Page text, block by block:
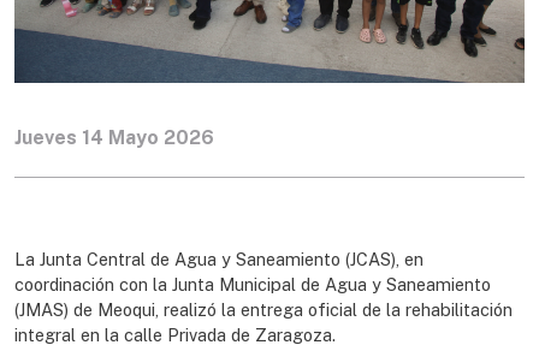
Jueves 14 Mayo 2026
La Junta Central de Agua y Saneamiento (JCAS), en
coordinación con la Junta Municipal de Agua y Saneamiento
(JMAS) de Meoqui, realizó la entrega oficial de la rehabilitación
integral en la calle Privada de Zaragoza.